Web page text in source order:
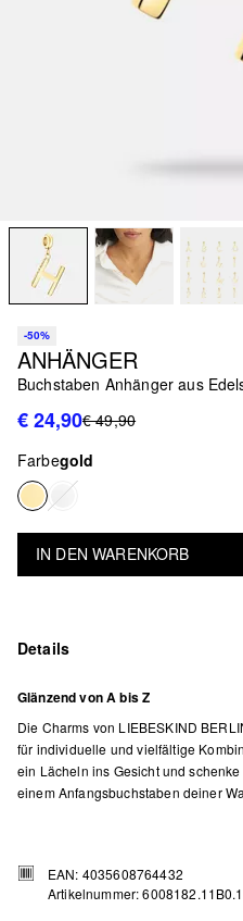
-50%
ANHÄNGER
Buchstaben Anhänger aus
€ 24,90€ 49,90
Farbegold
IN DEN WARENKORB
Details
Glänzend von A bis Z
Die Charms von LIEBESKIND
für individuelle und vielfältige
ein Lächeln ins Gesicht und
einem Anfangsbuchstaben deiner
EAN: 4035608764432
Artikelnummer: